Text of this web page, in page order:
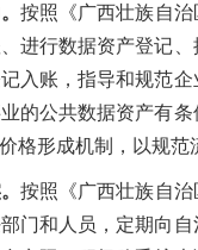
按照《广西壮族自
进行数据资产登记
入账，指导和规范
的公共数据资产有
格形成机制，以规
按照《广西壮族自
门和人员，定期向